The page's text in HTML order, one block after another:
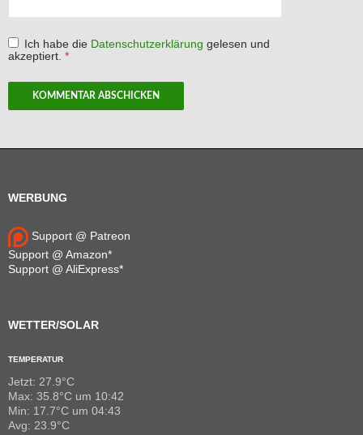
Ich habe die Datenschutzerklärung gelesen und
akzeptiert. *
WERBUNG
Support @ Patreon
Support @ Amazon*
Support @ AliExpress*
WETTER/SOLAR
TEMPERATUR
Jetzt: 27.9°C
Max: 35.8°C um 10:42
Min: 17.7°C um 04:43
Avg: 23.9°C